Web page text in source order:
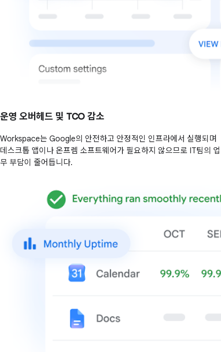
운영 오버헤드 및 TCO 감소
Workspace는 Google의 안전하고 안정적인 인프라에서 실행되며
데스크톱 앱이나 온프렘 소프트웨어가 필요하지 않으므로 IT팀의 업
무 부담이 줄어듭니다.